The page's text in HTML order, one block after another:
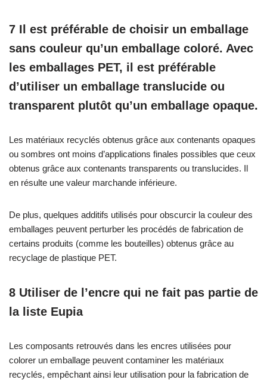
7 Il est préférable de choisir un emballage
sans couleur qu’un emballage coloré. Avec
les emballages PET, il est préférable
d’utiliser un emballage translucide ou
transparent plutôt qu’un emballage opaque.
Les matériaux recyclés obtenus grâce aux contenants opaques
ou sombres ont moins d’applications finales possibles que ceux
obtenus grâce aux contenants transparents ou translucides. Il
en résulte une valeur marchande inférieure.
De plus, quelques additifs utilisés pour obscurcir la couleur des
emballages peuvent perturber les procédés de fabrication de
certains produits (comme les bouteilles) obtenus grâce au
recyclage de plastique PET.
8 Utiliser de l’encre qui ne fait pas partie de
la liste Eupia
Les composants retrouvés dans les encres utilisées pour
colorer un emballage peuvent contaminer les matériaux
recyclés, empêchant ainsi leur utilisation pour la fabrication de